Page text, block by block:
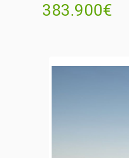
383.900€